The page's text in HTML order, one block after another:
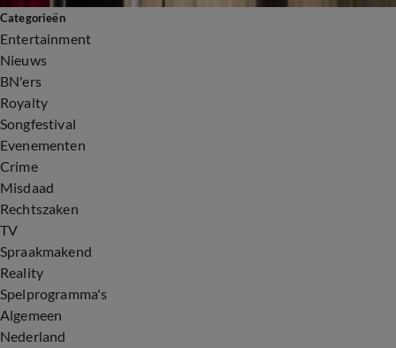
Categorieën
Entertainment
Nieuws
BN'ers
Royalty
Songfestival
Evenementen
Crime
Misdaad
Rechtszaken
TV
Spraakmakend
Reality
Spelprogramma's
Algemeen
Nederland